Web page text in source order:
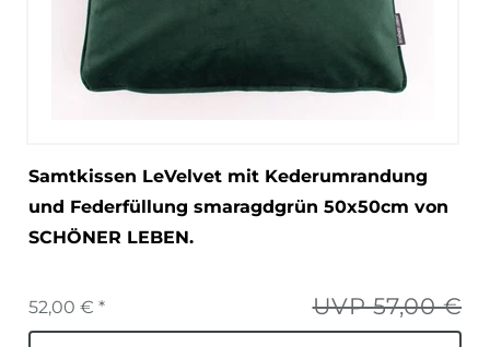
Samtkissen LeVelvet mit Kederumrandung
und Federfüllung smaragdgrün 50x50cm von
SCHÖNER LEBEN.
UVP 57,00 €
52,00 € *